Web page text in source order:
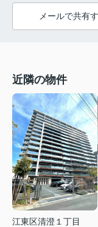
メールで共有
近隣の物件
江東区清澄１丁目